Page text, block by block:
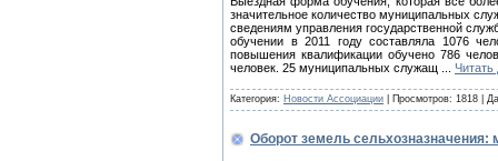
значительное количество муниципальных
сведениям управления государственной
обучении в 2011 году составляла 1076
повышения квалификации обучено 786
человек. 25 муниципальных служащ
Категория: Новости Ассоциации | Просмотров: 1818 |
Оборот земель сельхозназначения: